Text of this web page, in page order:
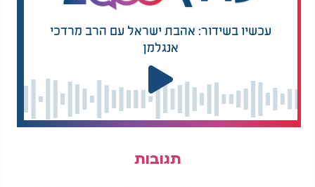
"בעבר חשדנו שהרכיבים
שבסיגריות האלקטרוניות
מסוכנים, אך עכשיו אנחנו
יודעים. חלק מהחומרים
במכשירים הללו אינם מפוקחים
כלל. כל יצרן מוסיף תערובות
שונות, והריאות הן הראשונות
עכשיו בשידור: אהבת ישראל עם הרב מרדכי
אנגלמן
תגובות